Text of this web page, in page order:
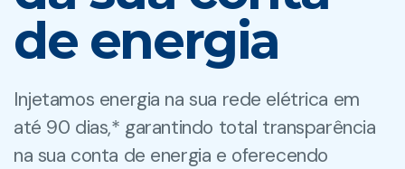
de energia
Injetamos energia na sua rede elétrica em
até 90 dias,* garantindo total transparência
na sua conta de energia e oferecendo